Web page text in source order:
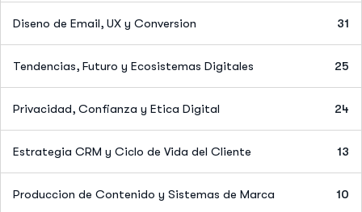
Diseno de Email, UX y Conversion 31
Tendencias, Futuro y Ecosistemas Digitales 25
Privacidad, Confianza y Etica Digital 24
Estrategia CRM y Ciclo de Vida del Cliente 13
Produccion de Contenido y Sistemas de Marca 10